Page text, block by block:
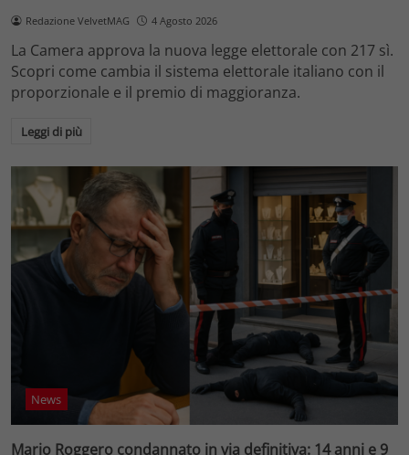
Redazione VelvetMAG 4 Agosto 2026
La Camera approva la nuova legge elettorale con 217 sì.
Scopri come cambia il sistema elettorale italiano con il
proporzionale e il premio di maggioranza.
Leggi di più
News
Mario Roggero condannato in via definitiva: 14 anni e 9